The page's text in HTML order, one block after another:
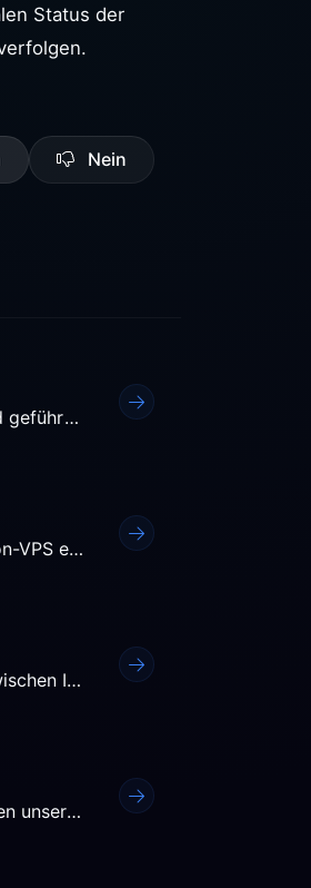
Status der
Nein
Die Bestellung eines dedizierten Servers bei Ypsilon ist ein reibungsloser und geführter Prozess, der darauf...
Sicherheit ist kein Produkt, sondern ein Prozess. Wenn Sie Ihren neuen Ypsilon-VPS erhalten, sollte dessen...
Die Bedeutung von HTTPSEin SSL-Zertifikat verschlüsselt die Verbindung zwischen Ihren Besuchern und Ihrem Server. Es...
Eine langsame WordPress-Website vertreibt Besucher. Bei Ypsilon geben Ihnen unsere Hochfrequenz-CPUs einen...